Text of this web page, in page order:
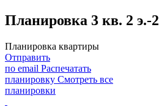
Планировка 3 кв. 2 э.-2
Планировка квартиры
Отправить
по email Распечатать
планировку Смотреть все
планировки